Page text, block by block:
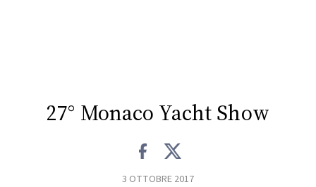
CONSIGLIA
27° Monaco Yacht Show
3 OTTOBRE 2017